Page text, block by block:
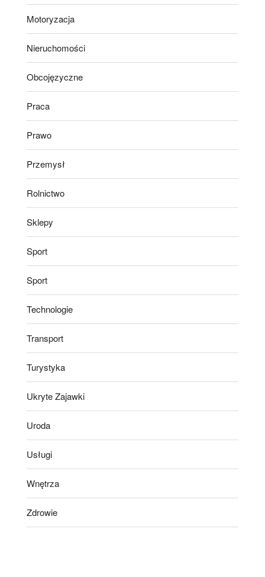
Motoryzacja
Nieruchomości
Obcojęzyczne
Praca
Prawo
Przemysł
Rolnictwo
Sklepy
Sport
Sport
Technologie
Transport
Turystyka
Ukryte Zajawki
Uroda
Usługi
Wnętrza
Zdrowie